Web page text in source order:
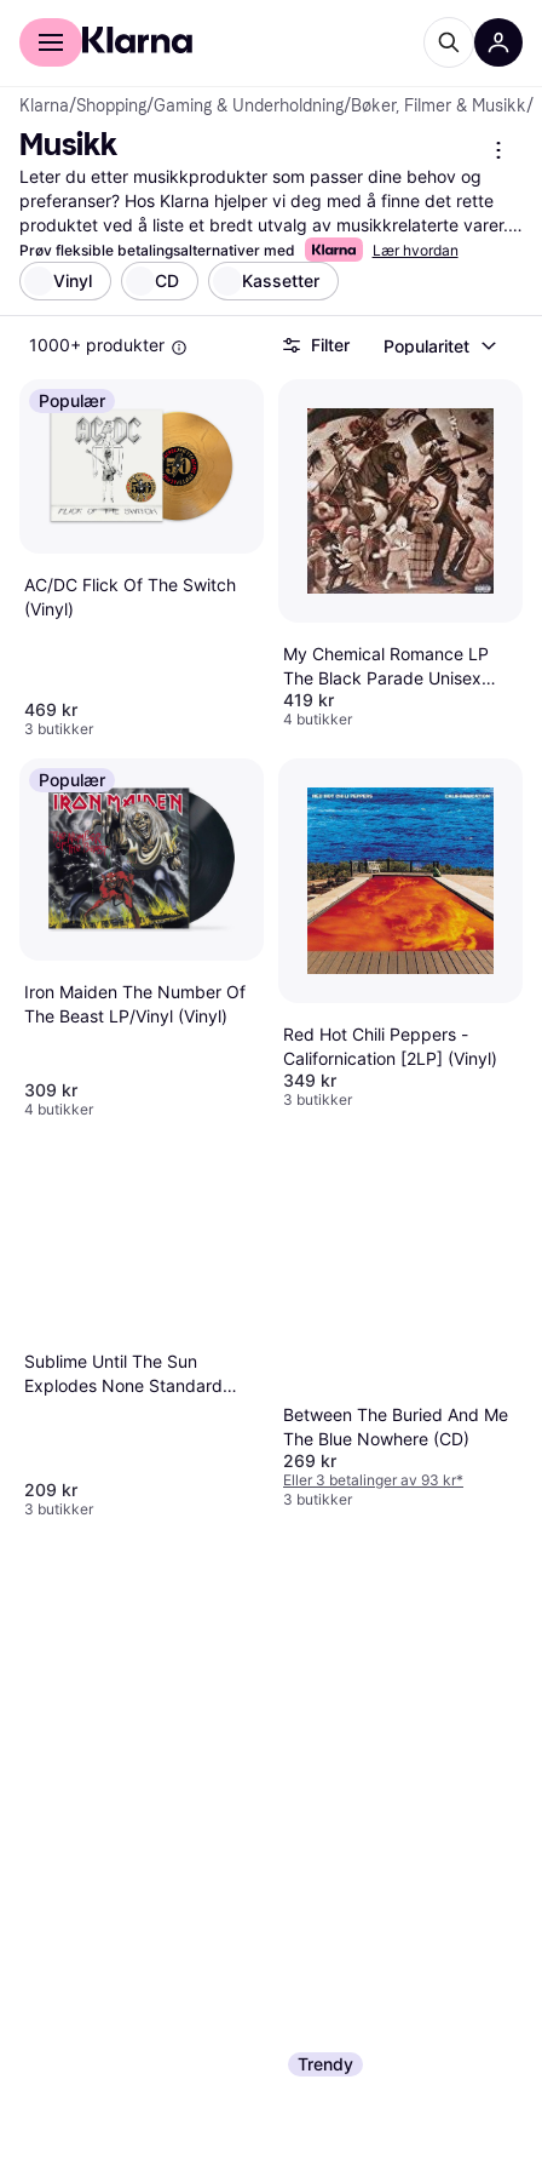
For kunder
Klarna/Shopping/Gaming & Underholdning/Bøker, Filmer & Musikk/
Musikk
Leter du etter musikkprodukter som passer dine behov og
preferanser? Hos Klarna hjelper vi deg med å finne det rette
produktet ved å liste et bredt utvalg av musikkrelaterte varer.
Du kan enkelt sammenligne priser fra forskjellige merker og
forhandlere. Våre nyttige kategorifilter gjør det enkelt for deg å
sortere etter type, pris eller brukeranmeldelser. Dette lar deg
raskt finne det musikkutstyret som passer best for deg. Enten
du ser etter hodetelefoner, høyttalere eller musikkinstrumenter,
brukeranmeldelser for å få en bedre forståelse av produktets
kvalitet og andres erfaringer. Vi guider deg til de beste
tilbudene, slik at du får mest verdi for pengene. Begynn her for
å finne de musikkproduktene som passer dine ønsker og ditt
Les mer om musikk her
Prøv fleksible betalingsalternativer med Lær hvordan
Vinyl CD Kassetter
1000+ produkter Filter Popularitet
Populær
AC/DC Flick Of The Switch
(Vinyl)
469 kr
3 butikker
My Chemical Romance LP
The Black Parade Unisex
Standard (Vinyl)
419 kr
4 butikker
Populær
Iron Maiden The Number Of
The Beast LP/Vinyl (Vinyl)
309 kr
4 butikker
Red Hot Chili Peppers -
Californication [2LP] (Vinyl)
349 kr
3 butikker
Sublime Until The Sun
Explodes None Standard
209 kr
3 butikker
Between The Buried And Me
The Blue Nowhere (CD)
269 kr
Eller 3 betalinger av 93 kr*
3 butikker
Trendy